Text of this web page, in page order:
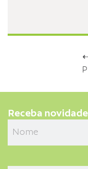
Receba